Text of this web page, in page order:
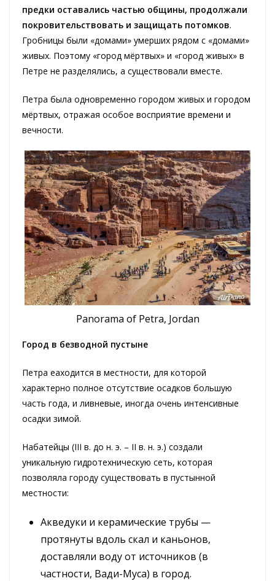
предки оставались частью общины, продолжали
покровительствовать и защищать потомков.
Гробницы были «домами» умерших рядом с «домами»
живых. Поэтому «город мёртвых» и «город живых» в
Петре не разделялись, а существовали вместе.
Петра была одновременно городом живых и городом
мёртвых, отражая особое восприятие времени и
вечности.
Panorama of Petra, Jordan
Город в безводной пустыне
Петра еаходится в местности, для которой
характерно полное отсутствие осадков большую
часть года, и ливневые, иногда очень интенсивные
осадки зимой.
Набатейцы (III в. до н. э. – II в. н. э.) создали
уникальную гидротехническую сеть, которая
позволяла городу существовать в пустынной
местности:
Акведуки и керамические трубы —
протянуты вдоль скал и каньонов,
доставляли воду от источников (в
частности, Вади-Муса) в город.